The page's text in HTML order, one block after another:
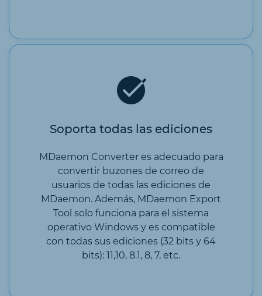
Soporta todas las ediciones
MDaemon Converter es adecuado para
convertir buzones de correo de
usuarios de todas las ediciones de
MDaemon. Además, MDaemon Export
Tool solo funciona para el sistema
operativo Windows y es compatible
con todas sus ediciones (32 bits y 64
bits): 11,10, 8.1, 8, 7, etc.